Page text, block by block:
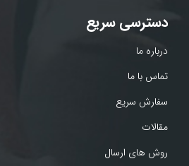
دسترسی سریع
درباره ما
تماس با ما
سفارش سریع
مقالات
روش های ارسال